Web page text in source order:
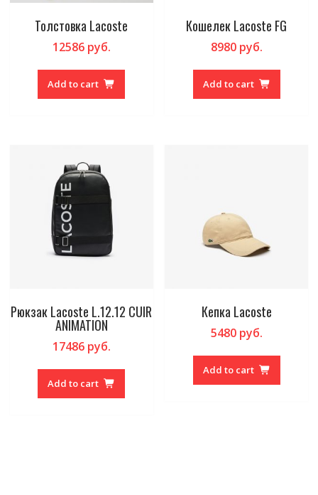
Толстовка Lacoste
12586руб.
Add to cart
Кошелек Lacoste FG
8980руб.
Add to cart
Рюкзак Lacoste L.12.12 CUIR
ANIMATION
17486руб.
Add to cart
Кепка Lacoste
5480руб.
Add to cart